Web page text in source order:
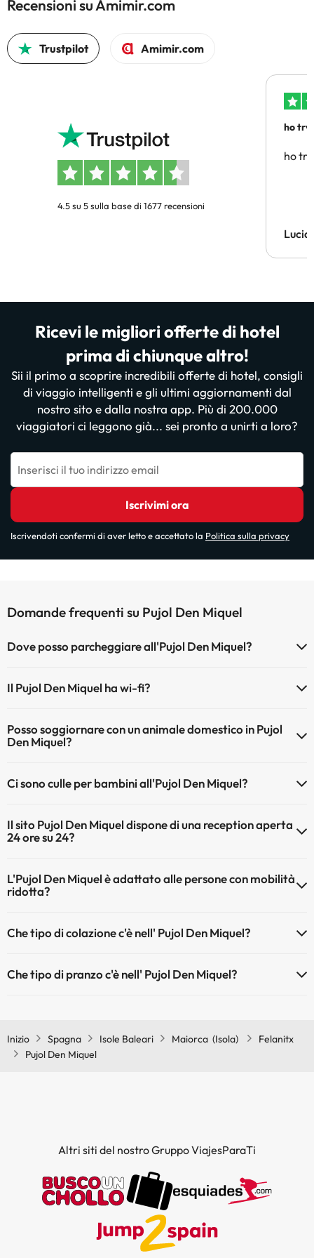
Recensioni su Amimir.com
Trustpilot Amimir.com
4.5 su 5 sulla base di 1677 recensioni
ho
ho
Lucia
Ricevi le migliori offerte di hotel
prima di chiunque altro!
Sii il primo a scoprire incredibili offerte di hotel, consigli
di viaggio intelligenti e gli ultimi aggiornamenti dal
nostro sito e dalla nostra app. Più di 200.000
viaggiatori ci leggono già... sei pronto a unirti a loro?
Inserisci il tuo indirizzo email
Iscrivimi ora
Iscrivendoti confermi di aver letto e accettato la Politica sulla privacy
Domande frequenti su Pujol Den Miquel
Dove posso parcheggiare all'Pujol Den Miquel?
(sogetto a disponibilità)
Parcheggio esterno a pagamento
Il Pujol Den Miquel ha wi-fi?
Il Pujol Den Miquel wi-fi.
Posso soggiornare con un animale domestico in Pujol
Den Miquel?
pagamento diretto in hotel). Verifica le condizioni.
Ci sono culle per bambini all'Pujol Den Miquel?
hotel (richiedere prima di iniziare il viaggio).
Il sito Pujol Den Miquel dispone di una reception aperta
24 ore su 24?
L'Pujol Den Miquel è adattato alle persone con mobilità
ridotta?
Che tipo di colazione c'è nell' Pujol Den Miquel?
buffet.
Che tipo di pranzo c'è nell' Pujol Den Miquel?
Inizio Spagna Isole Baleari Maiorca (Isola)
Felanitx
Pujol Den Miquel
Altri siti del nostro Gruppo ViajesParaTi